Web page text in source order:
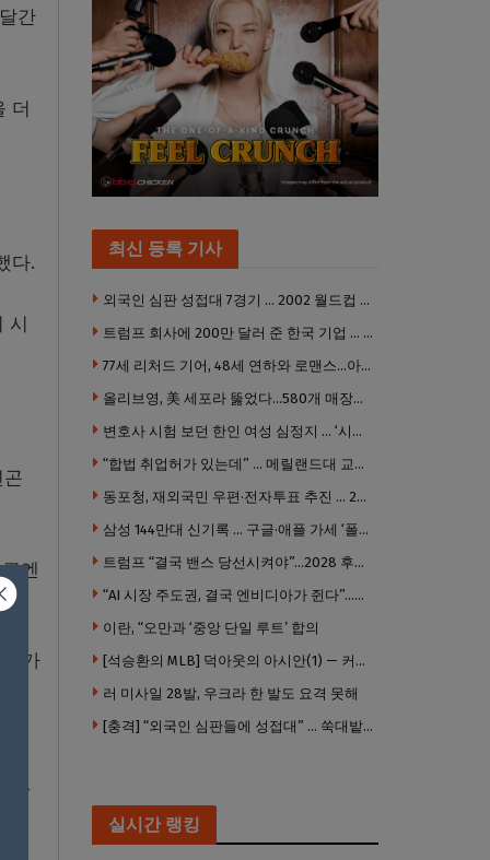
간
더
다.
시
엔
가
최신 등록 기사
외국인 심판 성접대 7경기 … 2002 월드컵 4강 신화도 흔들
트럼프 회사에 200만 달러 준 한국 기업 … 민주당 뇌물의혹 조사
77세 리처드 기어, 48세 연하와 로맨스…아들과 3살 차
올리브영, 美 세포라 뚫었다…580개 매장에 ‘K뷰티에딧’ 론칭
변호사 시험 보던 한인 여성 심정지 … ‘시험장측 대응 부적절’ 소송
“합법 취업허가 있는데” … 메릴랜드대 교수, 공항서 ICE에 체포, 구금 중
동포청, 재외국민 우편·전자투표 추진 … 2028년 도입 목표
삼성 144만대 신기록 … 구글·애플 가세 ‘폴더블 대전’ 열린다
트럼프 “결국 밴스 당선시켜야”…2028 후계 구도 힘 싣나
“AI 시장 주도권, 결국 엔비디아가 쥔다”…모건스탠리 장담
이란, “오만과 ‘중앙 단일 루트’ 합의
[석승환의 MLB] 덕아웃의 아시안(1) — 커트 스즈키가 우리에게 묻는 것
러 미사일 28발, 우크라 한 발도 요격 못해
[충격] “외국인 심판들에 성접대” … 쑥대밭된 축협 어디까지 추락하나
실시간 랭킹